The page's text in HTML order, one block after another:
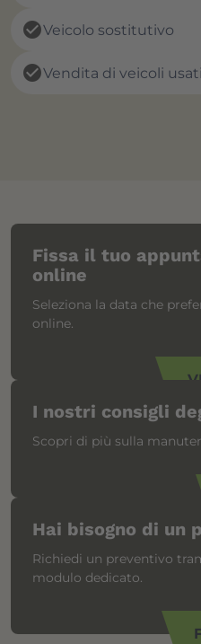
check_circleVeicolo sostitutivo
check_circleVendita di veicoli usati
Fissa il tuo
online
Seleziona la data che
online.
I nostri consigli
Scopri di più sulla
Hai bisogno di un
Richiedi un preventivo
modulo dedicato.